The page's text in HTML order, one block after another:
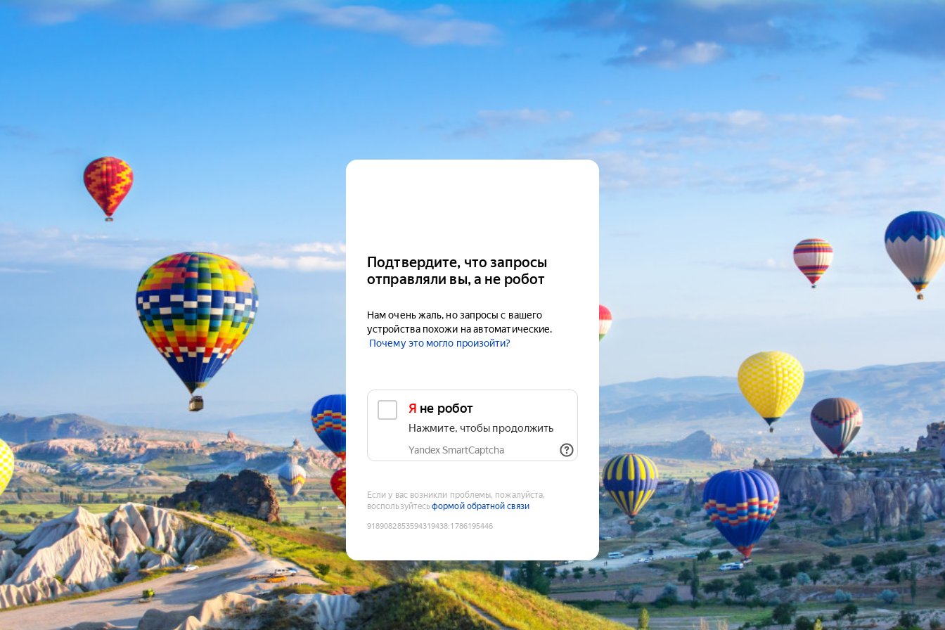
Подтвердите, что запросы
отправляли вы, а не робот
Нам очень жаль, но запросы с вашего
устройства похожи на автоматические.
Почему это могло произойти?
Я не робот
Нажмите, чтобы продолжить
Yandex SmartCaptcha
Если у вас возникли проблемы, пожалуйста,
воспользуйтесьформой обратной связи
9189082853594319438:1786195446